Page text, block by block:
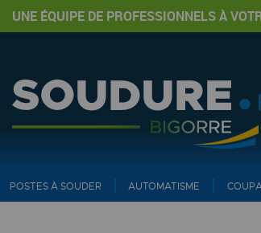
UNE ÉQUIPE DE PROFESSIONNELS À
POSTES À SOUDER AUTOMATISME